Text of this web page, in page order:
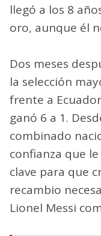
llegó a los 8
oro, aunque él
Dos meses
la selección
frente a
ganó 6 a 1.
combinado
confianza que
clave para que
recambio
Lionel Messi